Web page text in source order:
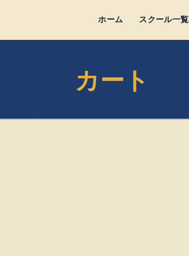
ホーム スクール一覧
カート